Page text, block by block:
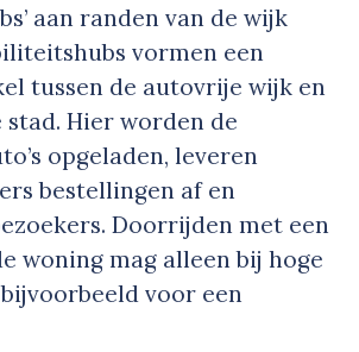
aan randen van de wijk
vormen een
tussen de autovrije wijk en
stad. Hier worden de
opgeladen, leveren
bestellingen af en
Doorrijden met een
woning mag alleen bij hoge
voor een